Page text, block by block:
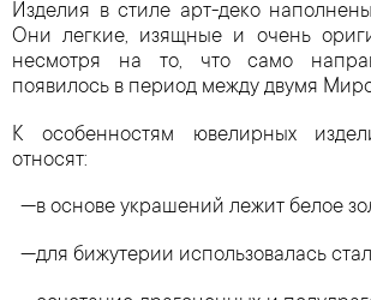
Изделия в стиле арт-деко
Они легкие, изящные и очень
несмотря на то, что само
появилось в период между двумя
К особенностям ювелирных
относят:
в основе украшений лежит белое
для бижутерии использовалась